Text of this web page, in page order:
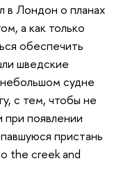
в Лондон о планах
а как только
обеспечить
шведские
судне
с тем, чтобы не
при появлении
пристань
the creek and